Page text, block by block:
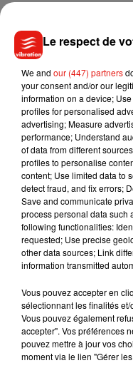
Musique
7
7 août
7
Le respect de
We and our (447) partners
your consent and/or our
information on a device;
profiles for personalised
advertising; Measure
performance; Understand
of data from different
profiles to personalise
content; Use limited data to
detect fraud, and fix errors;
Save and communicate
process personal data such
following functionalities:
requested; Use precise
other data sources; Link
information transmitted
Vous pouvez accepter en
sélectionnant les finalités
Vous pouvez également
accepter". Vos préférences
pouvez mettre à jour vos
moment via le lien "Gérer